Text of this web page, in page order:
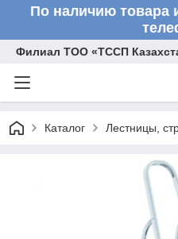
По наличию товара
Филиал ТОО «ТССП
Каталог Лестницы,